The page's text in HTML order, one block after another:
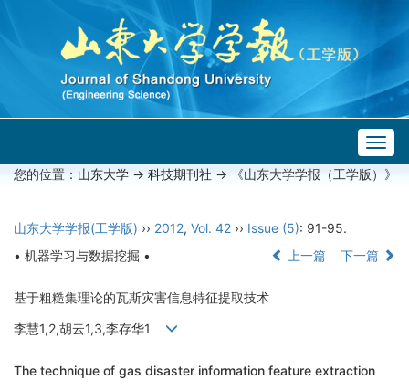
您的位置： 山东大学 -> 科技期刊社 -> 《山东大学学报（工学版）》
山东大学学报(工学版) ›› 2012, Vol. 42 ›› Issue (5): 91-95.
• 机器学习与数据挖掘 •
上一篇 下一篇
基于粗糙集理论的瓦斯灾害信息特征提取技术
李慧1,2,胡云1,3,李存华1
The technique of gas disaster information feature extraction